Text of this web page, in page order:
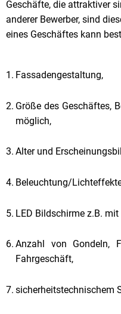
Geschäfte, die attraktiver
anderer Bewerber, sind
eines Geschäftes kann
Fassadengestaltung,
Größe des Geschäftes,
möglich,
Alter und
Beleuchtung/
LED Bildschirme z.B.
Anzahl von Gondeln,
Fahrgeschäft,
sicherheitstechnischem